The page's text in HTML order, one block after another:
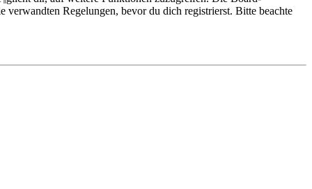
Regelungen, bevor du dich registrierst. Bitte beachte